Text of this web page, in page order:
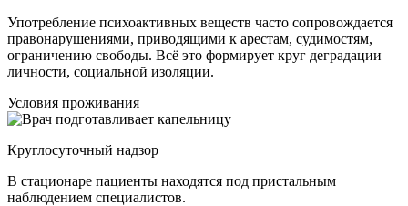
Употребление психоактивных веществ часто сопровождается
правонарушениями, приводящими к арестам, судимостям,
ограничению свободы. Всё это формирует круг деградации
личности, социальной изоляции.
Условия проживания
Круглосуточный надзор
В стационаре пациенты находятся под пристальным
наблюдением специалистов.